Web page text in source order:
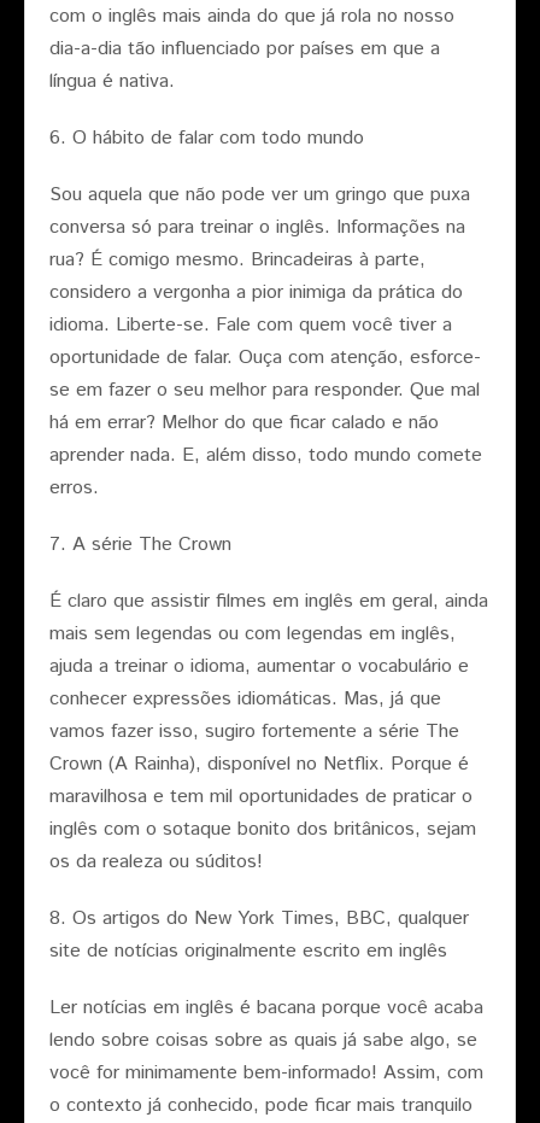
com o inglês mais ainda do que já rola no nosso
dia-a-dia tão influenciado por países em que a
língua é nativa.
6. O hábito de falar com todo mundo
Sou aquela que não pode ver um gringo que puxa
conversa só para treinar o inglês. Informações na
rua? É comigo mesmo. Brincadeiras à parte,
considero a vergonha a pior inimiga da prática do
idioma. Liberte-se. Fale com quem você tiver a
oportunidade de falar. Ouça com atenção, esforce-
se em fazer o seu melhor para responder. Que mal
há em errar? Melhor do que ficar calado e não
aprender nada. E, além disso, todo mundo comete
erros.
7. A série The Crown
É claro que assistir filmes em inglês em geral, ainda
mais sem legendas ou com legendas em inglês,
ajuda a treinar o idioma, aumentar o vocabulário e
conhecer expressões idiomáticas. Mas, já que
vamos fazer isso, sugiro fortemente a série The
Crown (A Rainha), disponível no Netflix. Porque é
maravilhosa e tem mil oportunidades de praticar o
inglês com o sotaque bonito dos britânicos, sejam
os da realeza ou súditos!
8. Os artigos do New York Times, BBC, qualquer
site de notícias originalmente escrito em inglês
Ler notícias em inglês é bacana porque você acaba
lendo sobre coisas sobre as quais já sabe algo, se
você for minimamente bem-informado! Assim, com
o contexto já conhecido, pode ficar mais tranquilo